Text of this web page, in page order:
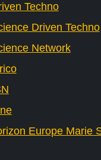
Techno
Driven Techno
Network
Europe Marie